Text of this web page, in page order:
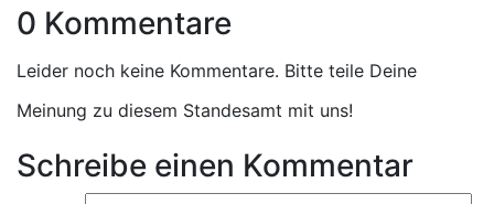
0 Kommentare
Leider noch keine Kommentare. Bitte teile Deine
Meinung zu diesem Standesamt mit uns!
Schreibe einen Kommentar